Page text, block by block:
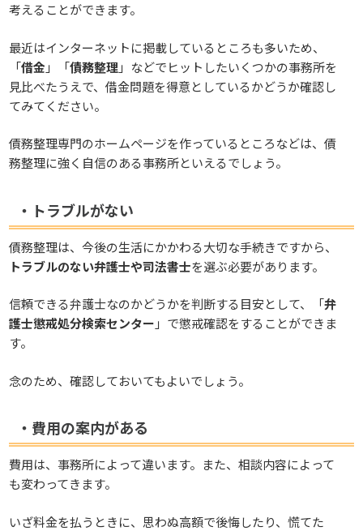
考えることができます。
最近はインターネットに掲載しているところも多いため、
「借金 」「債務整理」などでヒットしたいくつかの事務所を
見比べたうえで、借金問題を得意としているかどうか確認し
てみてください。
債務整理専門のホームページを作っているところなどは、債
務整理に強く自信のある事務所といえるでしょう。
・トラブルがない
債務整理は、今後の生活にかかわる大切な手続きですから、
トラブルのない弁護士や司法書士を選ぶ必要があります。
信頼できる弁護士なのかどうかを判断する目安として、「弁
護士懲戒処分検索センター 」で懲戒確認をすることができま
す。
念のため、確認しておいてもよいでしょう。
・費用の案内がある
費用は、事務所によって違います。また、相談内容によって
も変わってきます。
いざ料金を払うときに、思わぬ高額で後悔したり、慌てた